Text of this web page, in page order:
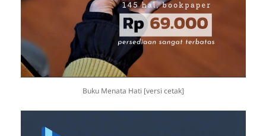
Buku Menata Hati [versi cetak]